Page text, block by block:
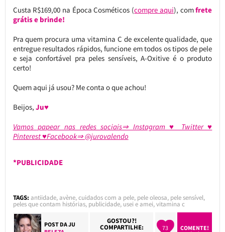
Custa R$169,00 na Época Cosméticos (compre aqui), comfrete
grátis e brinde!
Pra quem procura uma vitamina C de excelente qualidade, que
entregue resultados rápidos, funcione em todos os tipos de pele
e seja confortável pra peles sensíveis, A-Oxitive é o produto
certo!
Quem aqui já usou? Me conta o que achou!
Beijos, Ju♥
Vamos papear nas redes sociais⇒ Instagram ♥ Twitter ♥
Pinterest ♥Facebook⇒ @jurovalendo
*PUBLICIDADE
TAGS: antiidade,avène,cuidados com a pele, pele oleosa, pele sensível,
peles que contam histórias, publicidade, usei e amei,vitamina c
POST DAJU
GOSTOU?!
COMPARTILHE: 73
COMENTE!